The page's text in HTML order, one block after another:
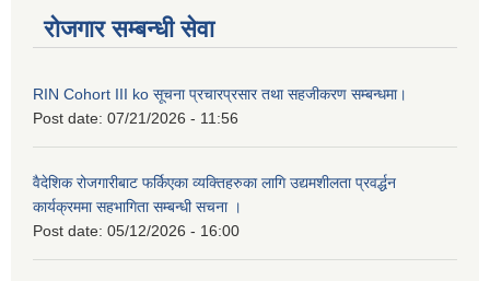
रोजगार सम्बन्धी सेवा
RIN Cohort III ko सूचना प्रचारप्रसार तथा सहजीकरण सम्बन्धमा।
Post date: 07/21/2026 - 11:56
वैदेशिक रोजगारीबाट फर्किएका व्यक्तिहरुका लागि उद्यमशीलता प्रवर्द्धन
कार्यक्रममा सहभागिता सम्बन्धी सचना ।
Post date: 05/12/2026 - 16:00